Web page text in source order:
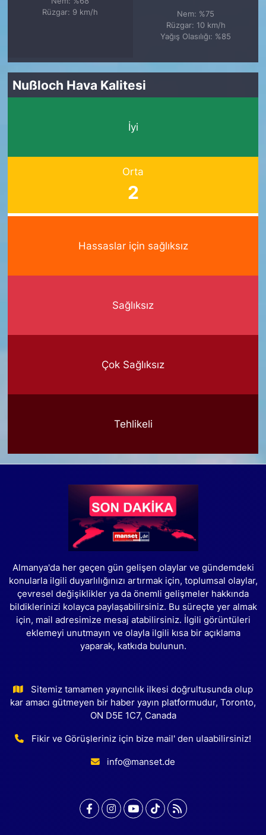
Rüzgar: 9 km/h
Nem: %75
Rüzgar: 10 km/h
Yağış Olasılığı: %85
Nußloch Hava Kalitesi
İyi
Orta
2
Hassaslar için sağlıksız
Sağlıksız
Çok Sağlıksız
Tehlikeli
Almanya'da her geçen gün gelişen olaylar ve gündemdeki
konularla ilgili duyarlılığınızı artırmak için, toplumsal olaylar,
çevresel değişiklikler ya da önemli gelişmeler hakkında
bildiklerinizi kolayca paylaşabilirsiniz. Bu süreçte yer almak
için, mail adresimize mesaj atabilirsiniz. İlgili görüntüleri
eklemeyi unutmayın ve olayla ilgili kısa bir açıklama
yaparak, katkıda bulunun.
Sitemiz tamamen yayıncılık ilkesi doğrultusunda olup
kar amacı gütmeyen bir haber yayın platformudur, Toronto,
ON D5E 1C7, Canada
Fikir ve Görüşleriniz için bize mail' den ulaabilirsiniz!
info@manset.de